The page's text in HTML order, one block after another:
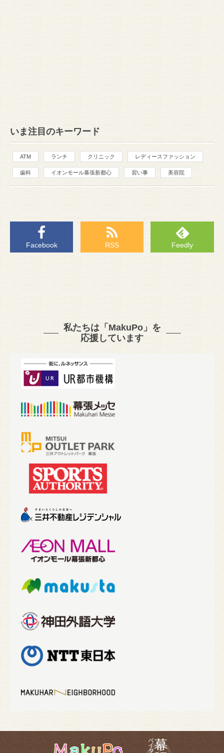
いま注目のキーワード
ATM ランチ クリニック レディースファッション
歯科 イオンモール幕張新都心 習い事 美容院
Facebook RSS Feedly
私たちは「MakuPo」を
応援しています